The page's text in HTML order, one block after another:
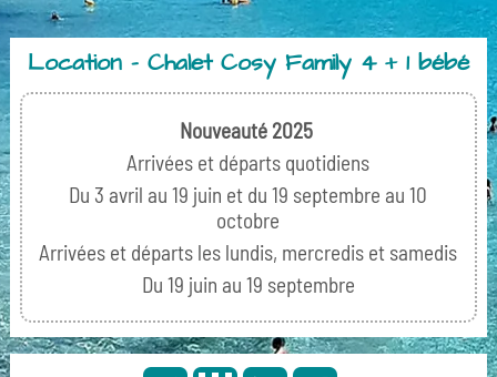
Location - Chalet Cosy Family 4 + 1 bébé
Nouveauté 2025
Arrivées et départs quotidiens
Du 3 avril au 19 juin et du 19 septembre au 10
octobre
Arrivées et départs les lundis, mercredis et samedis
Du 19 juin au 19 septembre